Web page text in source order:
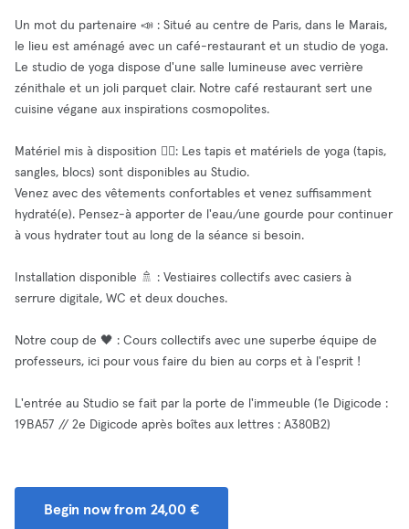
Un mot du partenaire 📣 : Situé au centre de Paris, dans le Marais,
le lieu est aménagé avec un café-restaurant et un studio de yoga.
Le studio de yoga dispose d'une salle lumineuse avec verrière
zénithale et un joli parquet clair. Notre café restaurant sert une
cuisine végane aux inspirations cosmopolites.
Matériel mis à disposition 🧘‍♂️: Les tapis et matériels de yoga (tapis,
sangles, blocs) sont disponibles au Studio.
Venez avec des vêtements confortables et venez suffisamment
hydraté(e). Pensez-à apporter de l'eau/une gourde pour continuer
à vous hydrater tout au long de la séance si besoin.
Installation disponible 🚿 : Vestiaires collectifs avec casiers à
serrure digitale, WC et deux douches.
Notre coup de 🖤 : Cours collectifs avec une superbe équipe de
professeurs, ici pour vous faire du bien au corps et à l'esprit !
L'entrée au Studio se fait par la porte de l'immeuble (1e Digicode :
19BA57 // 2e Digicode après boîtes aux lettres : A380B2)
Begin now from 24,00 €